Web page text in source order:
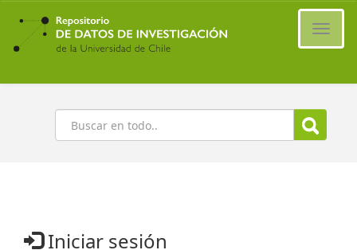
Ir
contenido
principal
Buscar
Iniciar sesión